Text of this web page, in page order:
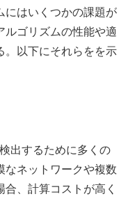
にはいくつかの課題が
ルゴリズムの性能や適
。以下にそれらをを示
出するために多くの
なネットワークや複数
、計算コストが高く